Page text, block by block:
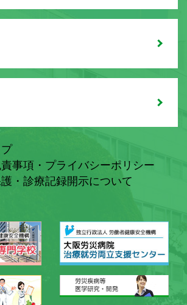
事項・プライバシーポリシー
・診療記録開示について